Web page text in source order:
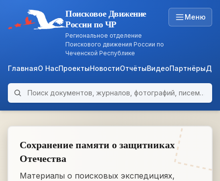
ARCHIVE
Поисковое Движение
России по ЧР
Региональное отделение
Поискового движения России по
Чеченской Республике
Меню
ГлавнаяО НасПроектыНовостиОтчётыВидеоПартнёры
Поиск по архиву
Сохранение памяти о защитниках
Отечества
Материалы о поисковых экспедициях,